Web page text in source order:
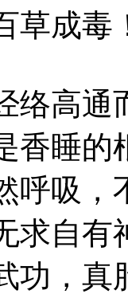
草成毒
高通
香睡的
吸，
求自有
，真